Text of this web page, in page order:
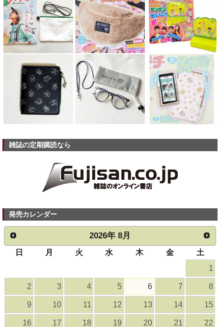
雑誌の定期購読なら
発売カレンダー
2026年 8月
日 月 火 水 木 金
土
1
2 3 4 5 6 7 8
9 10 11 12 13 14 15
16 17 18 19 20 21 22